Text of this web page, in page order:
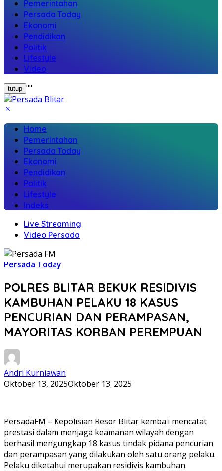
Pemerintahan
Persada Today
Ekonomi
Pendidikan
Politik
Lifestyle
Video
tutup ""
Home
Pemerintahan
Persada Today
Ekonomi
Pendidikan
Politik
Lifestyle
Indeks
Live Streaming
Video Persada
Persada Today
POLRES BLITAR BEKUK RESIDIVIS
KAMBUHAN PELAKU 18 KASUS
PENCURIAN DAN PERAMPASAN,
MAYORITAS KORBAN PEREMPUAN
Andri Kurniawan
Oktober 13, 2025Oktober 13, 2025
PersadaFM – Kepolisian Resor Blitar kembali mencatat
prestasi dalam menjaga keamanan wilayah dengan
berhasil mengungkap 18 kasus tindak pidana pencurian
dan perampasan yang dilakukan oleh satu orang pelaku.
Pelaku diketahui merupakan residivis kambuhan